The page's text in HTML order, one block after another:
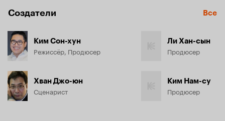
Создатели Все
Ким Сон-хун
Режиссёр, Продюсер
Хван Джо-юн
Сценарист
Ли Хан-сын
Продюсер
Ким Нам-су
Продюсер